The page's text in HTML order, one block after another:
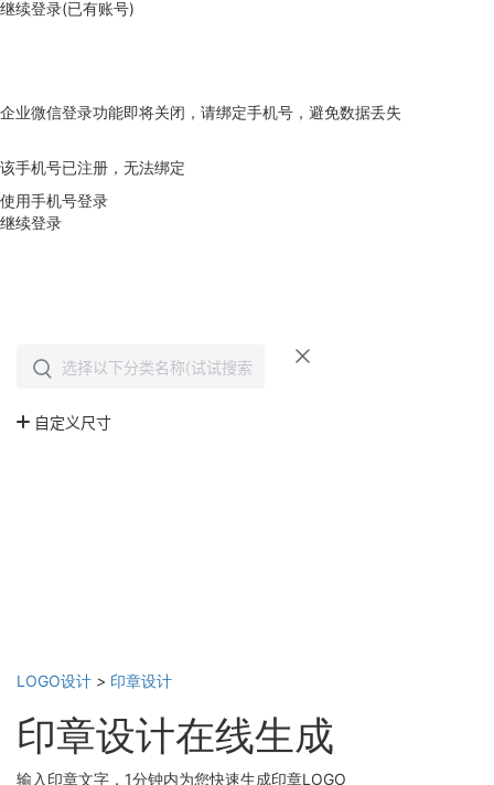
继续登录(已有账号)
企业微信登录功能即将关闭，请绑定手机号，避免数据丢失
该手机号已注册，无法绑定
使用手机号登录
继续登录
LOGO设计 > 印章设计
印章设计在线生成
输入印章文字，1分钟内为您快速生成印章LOGO